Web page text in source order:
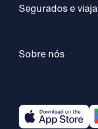
Segurados e
Sobre nós